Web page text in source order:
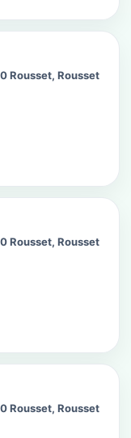
Rousset, Rousset
Rousset, Rousset
Rousset, Rousset